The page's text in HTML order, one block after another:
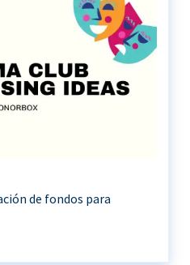
de fondos para